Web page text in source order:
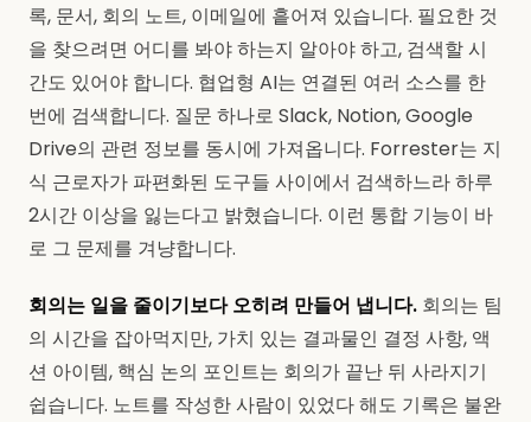
록, 문서, 회의 노트, 이메일에 흩어져 있습니다. 필요한 것
을 찾으려면 어디를 봐야 하는지 알아야 하고, 검색할 시
간도 있어야 합니다. 협업형 AI는 연결된 여러 소스를 한
번에 검색합니다. 질문 하나로 Slack, Notion, Google
Drive의 관련 정보를 동시에 가져옵니다. Forrester는 지
식 근로자가 파편화된 도구들 사이에서 검색하느라 하루
2시간 이상을 잃는다고 밝혔습니다. 이런 통합 기능이 바
로 그 문제를 겨냥합니다.
회의는 일을 줄이기보다 오히려 만들어 냅니다. 회의는 팀
의 시간을 잡아먹지만, 가치 있는 결과물인 결정 사항, 액
션 아이템, 핵심 논의 포인트는 회의가 끝난 뒤 사라지기
쉽습니다. 노트를 작성한 사람이 있었다 해도 기록은 불완